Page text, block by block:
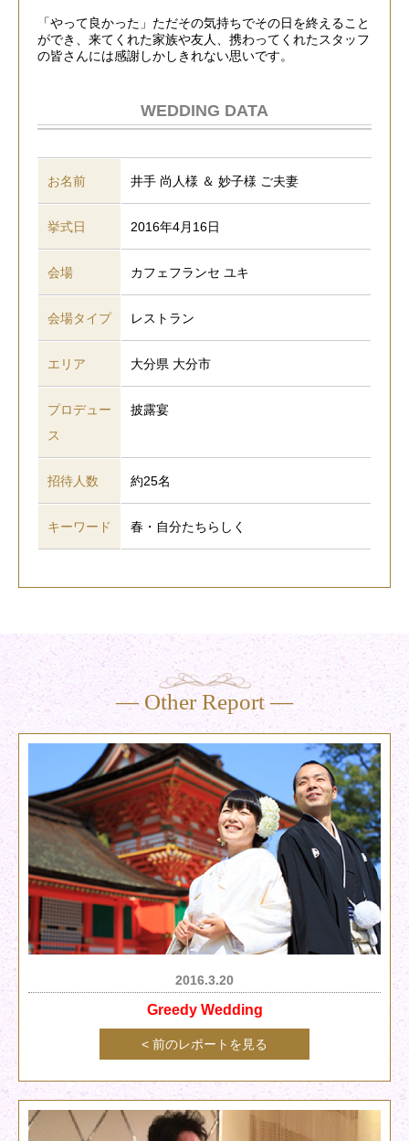
「やって良かった」ただその気持ちでその日を終えること
ができ、来てくれた家族や友人、携わってくれたスタッフ
の皆さんには感謝しかしきれない思いです。
WEDDING DATA
お名前 井手 尚人様 ＆ 妙子様 ご夫妻
挙式日 2016年4月16日
会場 カフェフランセ ユキ
会場タイプ レストラン
エリア 大分県 大分市
プロデュー
ス
披露宴
招待人数 約25名
キーワード 春・自分たちらしく
― Other Report ―
2016.3.20
Greedy Wedding
< 前のレポートを見る